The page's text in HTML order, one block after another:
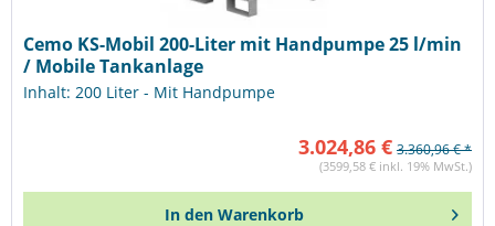
Cemo KS-Mobil 200-Liter mit Handpumpe 25 l/min
/ Mobile Tankanlage
Inhalt: 200 Liter - Mit Handpumpe
3.024,86 € 3.360,96 € *
(3599,58 € inkl. 19% MwSt.)
In den Warenkorb